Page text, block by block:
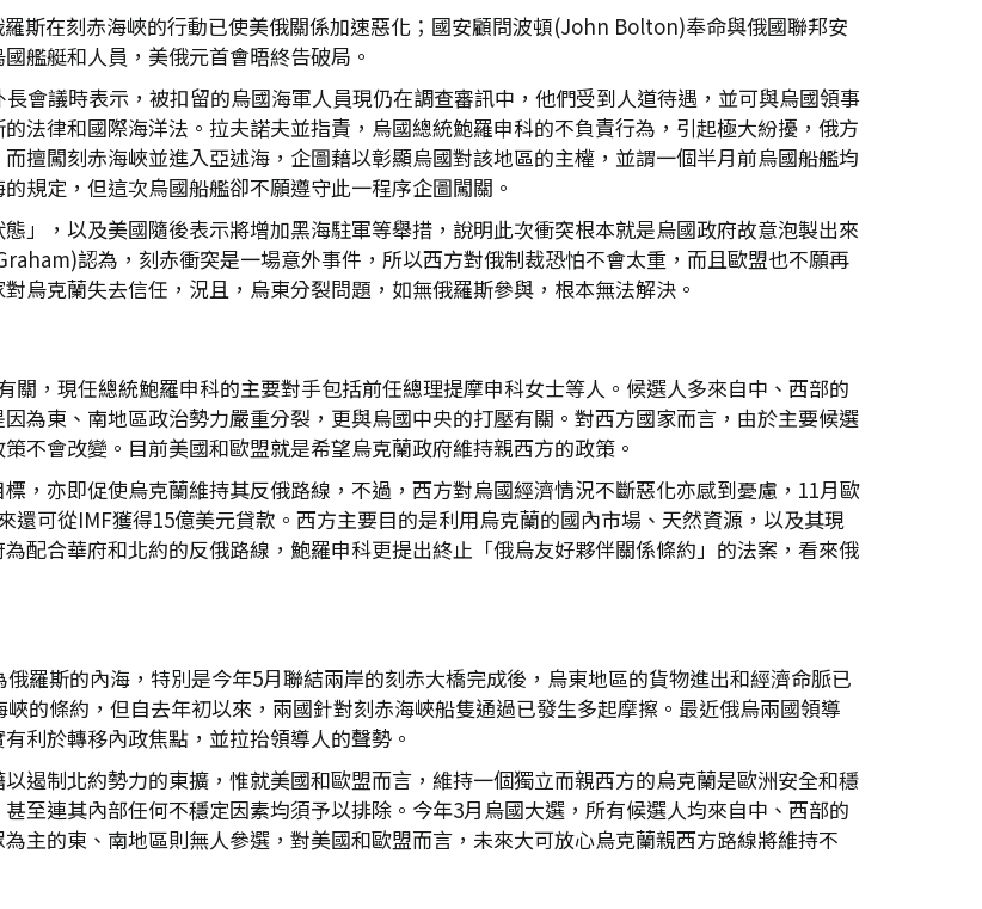
斯在刻赤海峽的行動已使美俄關係加速惡化；國安顧問波頓(John Bolton)奉命與俄國聯邦安
艦艇和人員，美俄元首會晤終告破局。
會議時表示，被扣留的烏國海軍人員現仍在調查審訊中，他們受到人道待遇，並可與烏國領事
法律和國際海洋法。拉夫諾夫並指責，烏國總統鮑羅申科的不負責行為，引起極大紛擾，俄方
擅闖刻赤海峽並進入亞述海，企圖藉以彰顯烏國對該地區的主權，並謂一個半月前烏國船艦均
規定，但這次烏國船艦卻不願遵守此一程序企圖闖關。
」，以及美國隨後表示將增加黑海駐軍等舉措，說明此次衝突根本就是烏國政府故意泡製出來
認為，刻赤衝突是一場意外事件，所以西方對俄制裁恐怕不會太重，而且歐盟也不願再
烏克蘭失去信任，況且，烏東分裂問題，如無俄羅斯參與，根本無法解決。
，現任總統鮑羅申科的主要對手包括前任總理提摩申科女士等人。候選人多來自中、西部的
為東、南地區政治勢力嚴重分裂，更與烏國中央的打壓有關。對西方國家而言，由於主要候選
不會改變。目前美國和歐盟就是希望烏克蘭政府維持親西方的政策。
，亦即促使烏克蘭維持其反俄路線，不過，西方對烏國經濟情況不斷惡化亦感到憂慮，11月歐
可從IMF獲得15億美元貸款。西方主要目的是利用烏克蘭的國內市場、天然資源，以及其現
配合華府和北約的反俄路線，鮑羅申科更提出終止「俄烏友好夥伴關係條約」的法案，看來俄
羅斯的內海，特別是今年5月聯結兩岸的刻赤大橋完成後，烏東地區的貨物進出和經濟命脈已
的條約，但自去年初以來，兩國針對刻赤海峽船隻通過已發生多起摩擦。最近俄烏兩國領導
利於轉移內政焦點，並拉抬領導人的聲勢。
遏制北約勢力的東擴，惟就美國和歐盟而言，維持一個獨立而親西方的烏克蘭是歐洲安全和穩
至連其內部任何不穩定因素均須予以排除。今年3月烏國大選，所有候選人均來自中、西部的
主的東、南地區則無人參選，對美國和歐盟而言，未來大可放心烏克蘭親西方路線將維持不